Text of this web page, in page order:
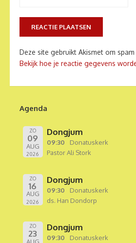
Deze site gebruikt Akismet om
Bekijk hoe je reactie gegevens
Agenda
ZO
09
AUG
2026
Dongjum
09:30
Donatuskerk
Pastor Ali Stork
ZO
16
AUG
2026
Dongjum
09:30
Donatuskerk
ds. Han Dondorp
ZO
23
Dongjum
09:30 Donatuskerk